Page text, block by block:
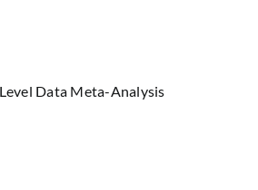
Data Meta-Analysis